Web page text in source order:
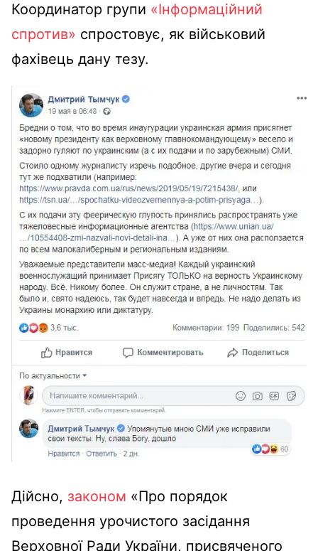
Координатор групи «Інформаційний
спротив» спростовує, як військовий
фахівець дану тезу.
Дійсно, законом «Про порядок
проведення урочистого засідання
Верховної Ради України, присвяченого